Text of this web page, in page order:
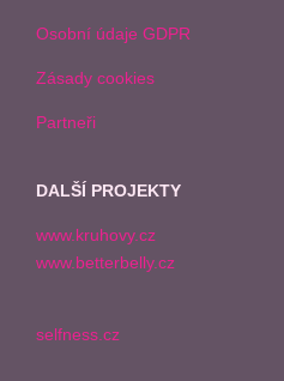
Osobní údaje GDPR
Zásady cookies
Partneři
DALŠÍ PROJEKTY
www.kruhovy.cz
www.betterbelly.cz
selfness.cz